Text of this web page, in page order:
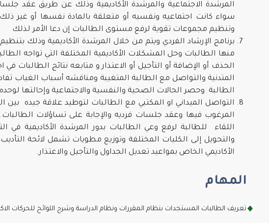
المرشدة الاجتماعية والمرشدة الأكاديمية وذلك عن طريق عقد
سواء كانت اجتماعيه ونفسيه أو متعلقة بالمادة نفسها أو غير
وتنظيم مجموعات تقوية لرفع مستوى الطالبات إن دعا الأمر لذلك
برنامج الإرشاد الفردي ويتم من خلال المرشدة الأكاديمية وذلك
منها الطالبات وحل المشكلات الأكاديمية المختلفة التي تواجه
الحذف أو الإضافة أو التأجيل أو الاعتذار و متابعه نتائج الطالبات
المتدنية والتواصل مع الطالبة المتغيبة ومناقشه أسباب الغياب
الطالبة وحصر الحالات الصحية والنفسية والاجتماعية وإحالتها لوحده
التواصل الميداني او المكتبي مع الطالبات لتوطيد علاقة جيده
المرغوب فيها وعقد جلسات فرديه والإجابة على تساؤلات
اللقاء للطالبة لرفع وعي الطالبات بدور المرشدة الأكاديمية في
والتحويل إلى الكليات المختلفة وتوزيع مطويات تشمل لائحة
الأكاديمي الخاص بمواعيد تعديل الجداول والتأجيل والاعتذار.
المهام
تعريف الطالبات المستجدات بنظام المقررات ونظام الدراسة وشرح اللوائح للحركات